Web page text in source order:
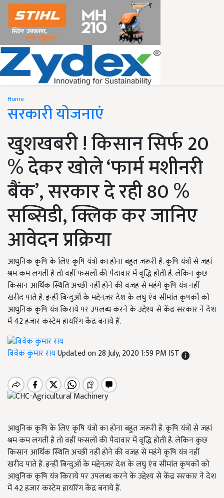
Home
सरकारी योजनाएं
खुशखबरी ! किसान सिर्फ 20
% देकर खोले ‘फार्म मशीनरी
बैंक’, सरकार दे रही 80 %
सब्सिडी, क्लिक कर जानिए
आवेदन प्रक्रिया
आधुनिक कृषि के लिए कृषि यंत्रो का होना बहुत जरूरी है. कृषि यंत्रों से जहां
श्रम कम लगती है तो वहीं फसलों की पैदावार में वृद्धि होती है. लेकिन कुछ
किसान आर्थिक स्थिति अच्छी नहीं होने की वजह से महंगे कृषि यंत्र नहीं
खरीद पाते है. इन्हीं बिन्दुओं के मद्देनज़र देश के लघु एंव सीमांत कृषकों को
आधुनिक कृषि यंत्र किराये पर उपलब्ध करने के उद्देश्य से केंद्र सरकार ने देश
में 42 हजार कस्टेम हायरिंग केंद्र बनाये हैं.
विवेक कुमार रायUpdated on 28 July, 2020 1:59 PM IST
आधुनिक कृषि के लिए कृषि यंत्रो का होना बहुत जरूरी है. कृषि यंत्रों से जहां
श्रम कम लगती है तो वहीं फसलों की पैदावार में वृद्धि होती है. लेकिन कुछ
किसान आर्थिक स्थिति अच्छी नहीं होने की वजह से महंगे कृषि यंत्र नहीं
खरीद पाते है. इन्हीं बिन्दुओं के मद्देनज़र देश के लघु एंव सीमांत कृषकों को
आधुनिक कृषि यंत्र किराये पर उपलब्ध करने के उद्देश्य से केंद्र सरकार ने देश
में 42 हजार कस्टेम हायरिंग केंद्र बनाये हैं.